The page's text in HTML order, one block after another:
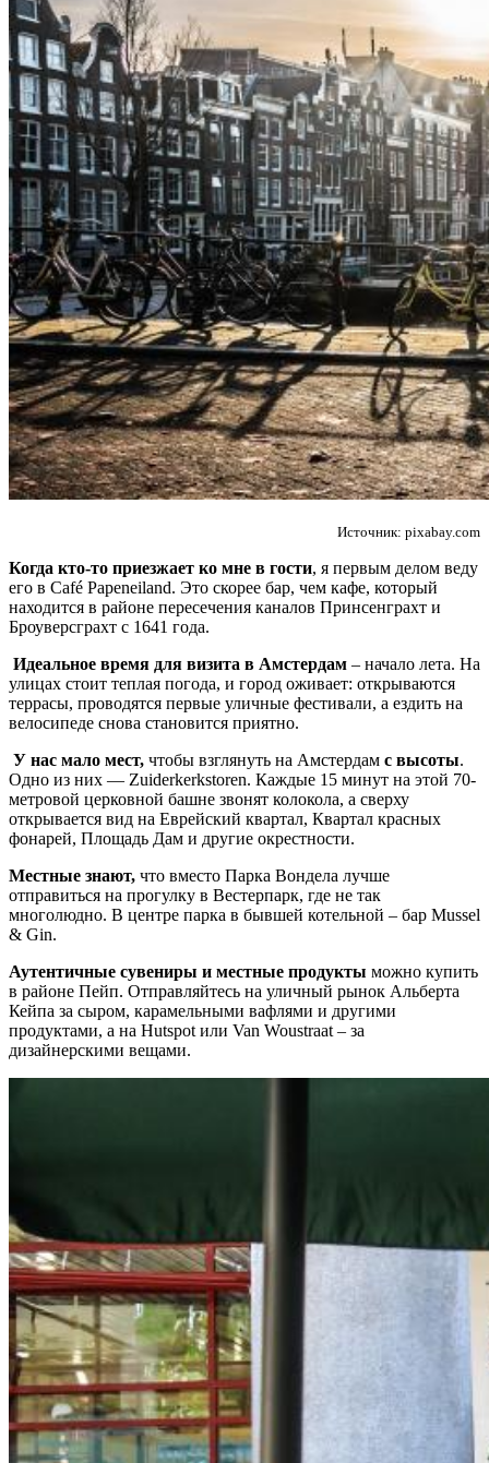
Источник: pixabay.com
Когда кто-то приезжает ко мне в гости, я первым делом веду
его в Café Papeneiland. Это скорее бар, чем кафе, который
находится в районе пересечения каналов Принсенграхт и
Броуверсграхт с 1641 года.
Идеальное время для визита в Амстердам – начало лета. На
улицах стоит теплая погода, и город оживает: открываются
террасы, проводятся первые уличные фестивали, а ездить на
велосипеде снова становится приятно.
У нас мало мест, чтобы взглянуть на Амстердам с высоты.
Одно из них — Zuiderkerkstoren. Каждые 15 минут на этой 70-
метровой церковной башне звонят колокола, а сверху
открывается вид на Еврейский квартал, Квартал красных
фонарей, Площадь Дам и другие окрестности.
Местные знают, что вместо Парка Вондела лучше
отправиться на прогулку в Вестерпарк, где не так
многолюдно. В центре парка в бывшей котельной – бар Mussel
& Gin.
Аутентичные сувениры и местные продукты можно купить
в районе Пейп. Отправляйтесь на уличный рынок Альберта
Кейпа за сыром, карамельными вафлями и другими
продуктами, а на Hutspot или Van Woustraat – за
дизайнерскими вещами.